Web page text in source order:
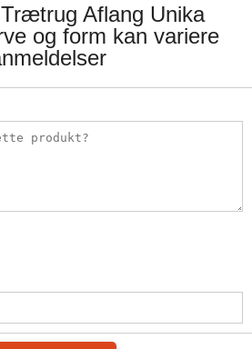
Aflang Unika
og form kan variere